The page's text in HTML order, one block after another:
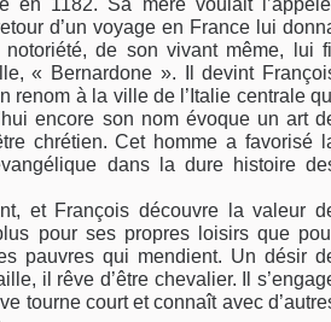
en 1182. Sa mère voulait
d’un voyage en France lui
de son vivant même, lui
« Bernardone ». Il devint
renom à la ville de l’Italie centrale
encore son nom évoque un art
chrétien. Cet homme a favorisé
dans la dure histoire
et François découvre la valeur
pour ses propres loisirs que
pauvres qui mendient. Un désir
il rêve d’être chevalier. Il
tourne court et connaît avec